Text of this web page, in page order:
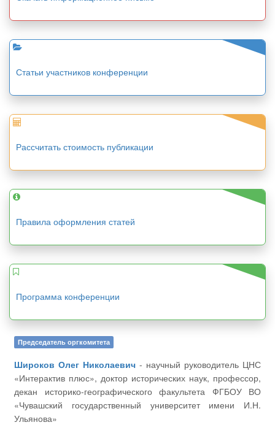
Статьи участников конференции
Рассчитать стоимость публикации
Правила оформления статей
Программа конференции
Председатель оргкомитета
Широков Олег Николаевич
«Интерактив плюс», доктор исторических наук, профессор,
декан историко-географического факультета ФГБОУ ВО
«Чувашский государственный университет имени И.Н.
Ульянова»